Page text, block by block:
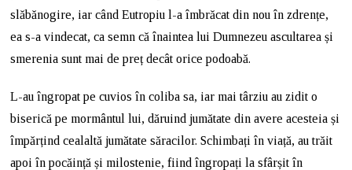
slăbănogire, iar când Eutropiu l-a îmbrăcat din nou în zdrențe,
ea s-a vindecat, ca semn că înaintea lui Dumnezeu ascultarea și
smerenia sunt mai de preț decât orice podoabă.
L-au îngropat pe cuvios în coliba sa, iar mai târziu au zidit o
biserică pe mormântul lui, dăruind jumătate din avere acesteia și
împărțind cealaltă jumătate săracilor. Schimbați în viață, au trăit
apoi în pocăință și milostenie, fiind îngropați la sfârșit în